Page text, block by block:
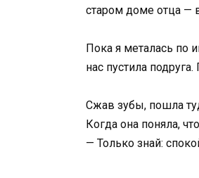
старом доме отца —
Пока я металась по
нас пустила
Сжав зубы, пошла
Когда она поняла,
— Только знай: